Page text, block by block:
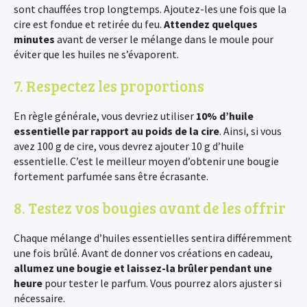
sont chauffées trop longtemps. Ajoutez-les une fois que la
cire est fondue et retirée du feu. Attendez quelques
minutes avant de verser le mélange dans le moule pour
éviter que les huiles ne s’évaporent.
7. Respectez les proportions
En règle générale, vous devriez utiliser 10% d’huile
essentielle par rapport au poids de la cire. Ainsi, si vous
avez 100 g de cire, vous devrez ajouter 10 g d’huile
essentielle. C’est le meilleur moyen d’obtenir une bougie
fortement parfumée sans être écrasante.
8. Testez vos bougies avant de les offrir
Chaque mélange d’huiles essentielles sentira différemment
une fois brûlé. Avant de donner vos créations en cadeau,
allumez une bougie et laissez-la brûler pendant une
heure pour tester le parfum. Vous pourrez alors ajuster si
nécessaire.